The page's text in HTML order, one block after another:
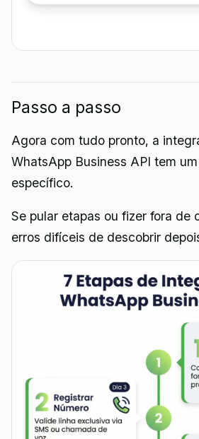
Passo a passo
Agora com tudo pronto, a
WhatsApp Business API tem
específico.
Se pular etapas ou fizer fora de
erros difíceis de descobrir